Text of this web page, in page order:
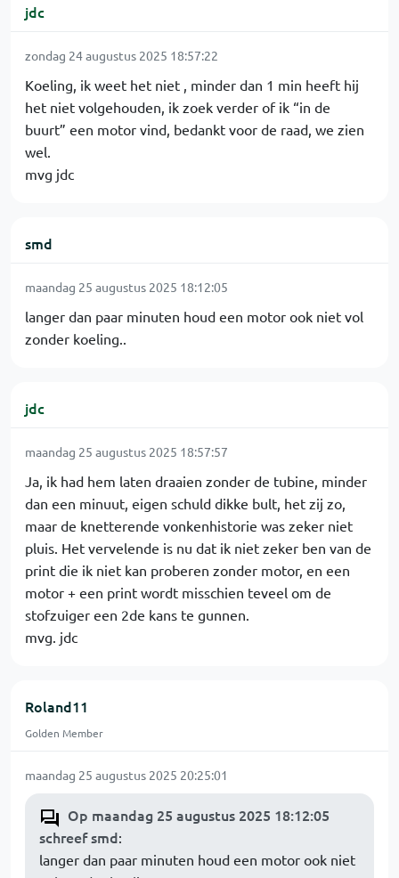
jdc
zondag 24 augustus 2025 18:57:22
Koeling, ik weet het niet , minder dan 1 min heeft hij
het niet volgehouden, ik zoek verder of ik “in de
buurt” een motor vind, bedankt voor de raad, we zien
wel.
mvg jdc
smd
maandag 25 augustus 2025 18:12:05
langer dan paar minuten houd een motor ook niet vol
zonder koeling..
jdc
maandag 25 augustus 2025 18:57:57
Ja, ik had hem laten draaien zonder de tubine, minder
dan een minuut, eigen schuld dikke bult, het zij zo,
maar de knetterende vonkenhistorie was zeker niet
pluis. Het vervelende is nu dat ik niet zeker ben van de
print die ik niet kan proberen zonder motor, en een
motor + een print wordt misschien teveel om de
stofzuiger een 2de kans te gunnen.
mvg. jdc
Roland11
Golden Member
maandag 25 augustus 2025 20:25:01
Op maandag 25 augustus 2025 18:12:05
schreef smd:
langer dan paar minuten houd een motor ook niet